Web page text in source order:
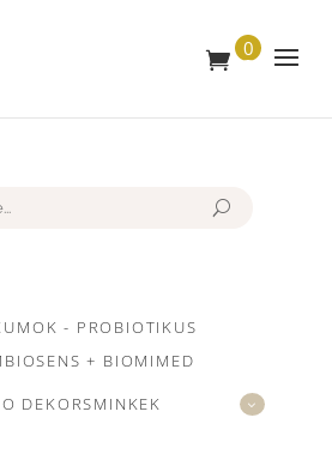
0
T
M
- PROBIOTIKUS
+ BIOMIMED
DEKORSMINKEK